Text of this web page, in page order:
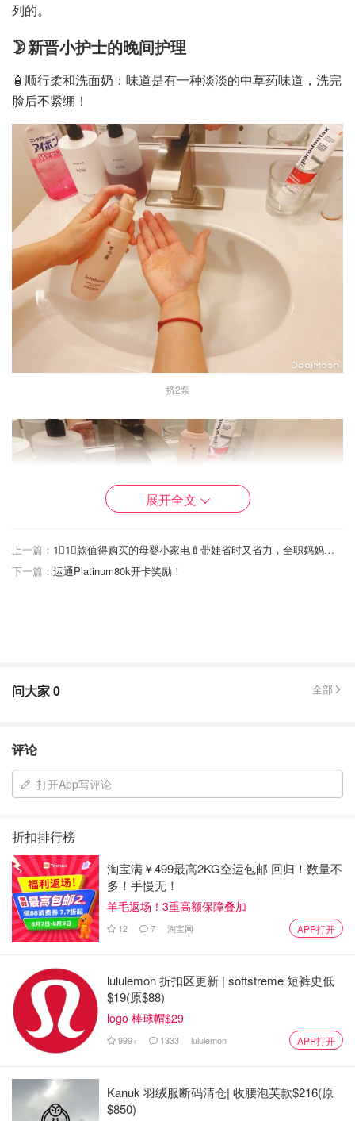
列的。
🌛新晋小护士的晚间护理
🧴顺行柔和洗面奶：味道是有一种淡淡的中草药味道，洗完
脸后不紧绷！
挤2泵
后在上脸会更好吸收。
🧴滋阴平衡水：倒适量水到手心，用手心的温度去温暖水之
后拍上脸（小小力拍就可以了，不然会疼噢！）
展开全文
上一篇：
1⃣️1⃣️款值得购买的母婴小家电🍼带娃省时又省力，全职妈妈强力推荐💙
下一篇： 运通Platinum80k开卡奖励！
问大家0 全部
评论
打开App写评论
折扣排行榜
淘宝满￥499最高2KG空运包邮 回归！数量不
多！手慢无！
羊毛返场！3重高额保障叠加
12 7 淘宝网 APP打开
lululemon 折扣区更新 | softstreme 短裤史低
$19(原$88)
logo 棒球帽$29
999+ 1333 lululemon APP打开
Kanuk 羽绒服断码清仓| 收腰泡芙款$216(原
$850)